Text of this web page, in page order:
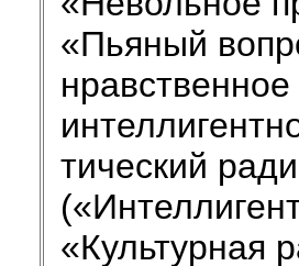
«Пьяный
тический
«Культурная